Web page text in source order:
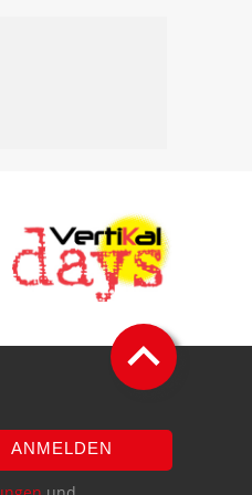
ANMELDEN